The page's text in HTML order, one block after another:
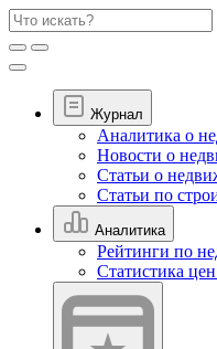
Журнал
Аналитика о
Новости о
Статьи о
Статьи по
Аналитика
Рейтинги по
Статистика